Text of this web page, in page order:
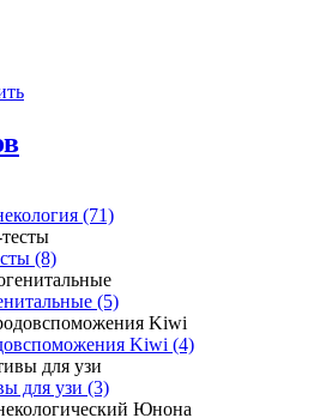
(71)
(8)
(5)
Kiwi (4)
для узи (3)